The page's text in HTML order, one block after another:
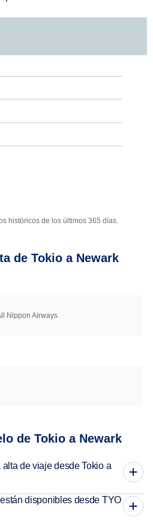
históricos de los últimos 365 días.
de Tokio a Newark
Nippon Airways
de Tokio a Newark
de viaje desde Tokio a
disponibles desde TYO